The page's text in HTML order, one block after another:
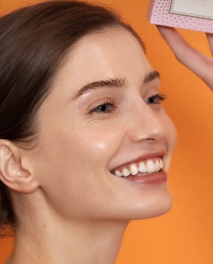
新品
FAQ™ Pure Beauty-Tech Elixir
BREAKING NEWS
issa™ Teeth Whitening Set
语言
English Deutsch
Français
Italiano
Polski
Svenska
Türkçe
简体中文
发货国家